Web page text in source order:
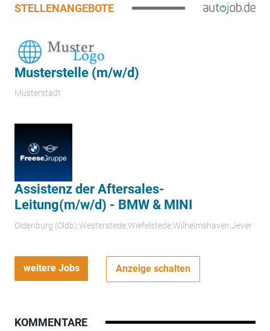
STELLENANGEBOTE
Musterstelle (m/w/d)
Musterstadt
Assistenz der Aftersales-
Leitung(m/w/d) - BMW & MINI
Oldenburg (Oldb);Westerstede;Wiefelstede;Wilhelmshaven;Jever
weitere Jobs Anzeige schalten
KOMMENTARE